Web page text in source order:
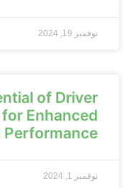
نوفمبر 19, 2024
of Driver
Enhanced
Performance
نوفمبر 1, 2024